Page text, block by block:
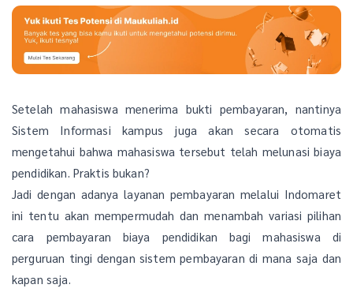
Setelah mahasiswa menerima bukti pembayaran, nantinya
Sistem Informasi kampus juga akan secara otomatis
mengetahui bahwa mahasiswa tersebut telah melunasi biaya
pendidikan. Praktis bukan?
Jadi dengan adanya layanan pembayaran melalui Indomaret
ini tentu akan mempermudah dan menambah variasi pilihan
cara pembayaran biaya pendidikan bagi mahasiswa di
perguruan tingi dengan sistem pembayaran di mana saja dan
kapan saja.